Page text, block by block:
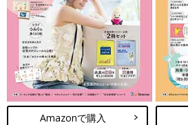
Amazonで購入